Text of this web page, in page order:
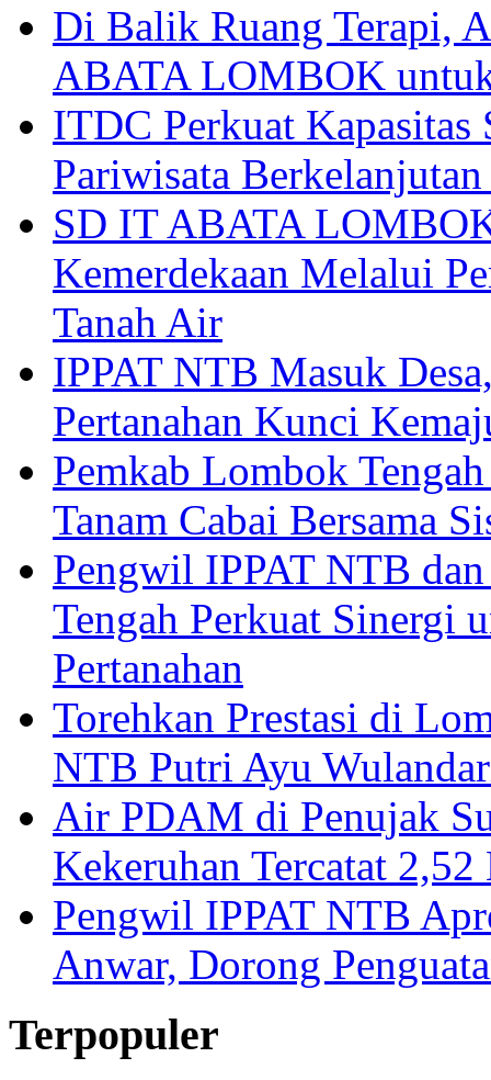
Di Balik Ruang Terapi,
ABATA LOMBOK
ITDC Perkuat
Pariwisata
SD IT ABATA
Kemerdekaan Melalui
Tanah Air
IPPAT NTB Masuk
Pertanahan Kunci
Pemkab Lombok
Tanam Cabai Bersama
Pengwil IPPAT NTB
Tengah Perkuat Sinergi
Pertanahan
Torehkan Prestasi di
NTB Putri Ayu
Air PDAM di Penujak
Kekeruhan Tercatat
Pengwil IPPAT NTB
Anwar, Dorong
Terpopuler